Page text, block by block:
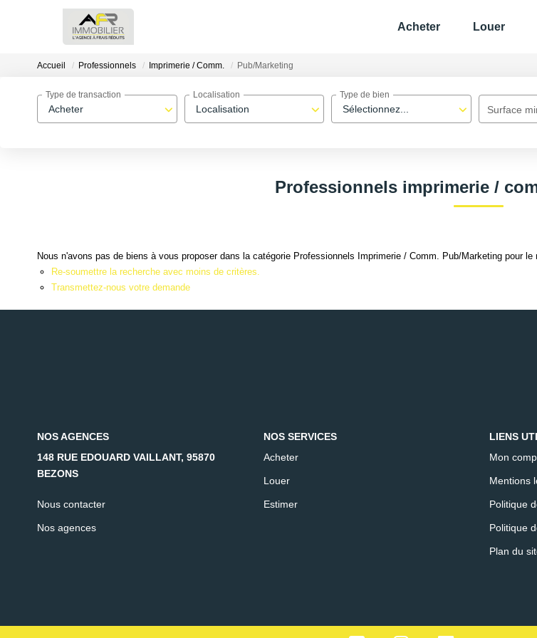
Acheter Louer
Accueil Professionnels Imprimerie / Comm. Pub/Marketing
Acheter
Type de transaction
Localisation
Localisation
Sélectionnez...
Type de bien
Surface
Professionnels imprimerie /
Nous n'avons pas de biens à vous proposer dans la catégorie Professionnels Imprimerie / Comm. Pub/Marketing pour
Re-soumettre la recherche avec moins de critères.
Transmettez-nous votre demande
NOS AGENCES
148 RUE EDOUARD VAILLANT, 95870
BEZONS
Nous contacter
Nos agences
NOS SERVICES
Acheter
Louer
Estimer
LIENS
Mon
Mentions
Politique
Politique
Plan du